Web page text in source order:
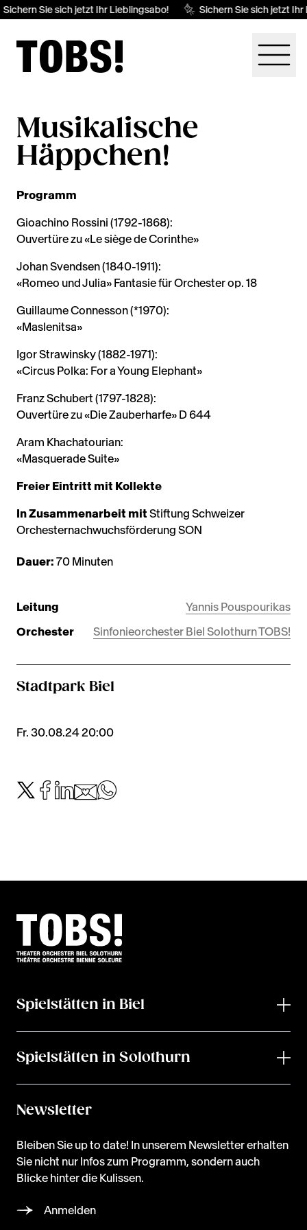
Sichern Sie sich jetzt Ihr Lieblingsabo! Sichern Sie sich jetzt Ihr
Musikalische
Häppchen!
Programm
Gioachino Rossini (1792-1868):
Ouvertüre zu «Le siège de Corinthe»
Johan Svendsen (1840-1911):
«Romeo und Julia» Fantasie für Orchester op. 18
Guillaume Connesson (*1970):
«Maslenitsa»
Igor Strawinsky (1882-1971):
«Circus Polka: For a Young Elephant»
Franz Schubert (1797-1828):
Ouvertüre zu «Die Zauberharfe» D 644
Aram Khachatourian:
«Masquerade Suite»
Freier Eintritt mit Kollekte
In Zusammenarbeit mit Stiftung Schweizer
Orchesternachwuchsförderung SON
Dauer: 70 Minuten
Leitung
Yannis Pouspourikas
Orchester
Sinfonieorchester Biel Solothurn TOBS!
Stadtpark Biel
Fr. 30.08.24 20:00
Spielstätten in Biel
Spielstätten in Solothurn
Newsletter
Bleiben Sie up to date! In unserem Newsletter erhalten
Sie nicht nur Infos zum Programm, sondern auch
Blicke hinter die Kulissen.
Anmelden